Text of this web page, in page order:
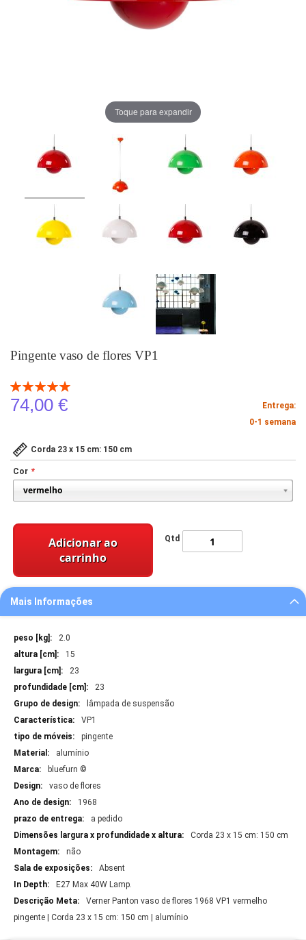
Pingente vaso de flores VP1
Classificação:
100
% of100
74,00 €
Entrega:
0-1 semana
Corda 23 x 15 cm: 150 cm
Cor
Qtd
Adicionar ao
carrinho
Toque para expandir
Mais Informações
Mais
Informações
2.0
15
23
23
lâmpada de suspensão
VP1
pingente
alumínio
bluefurn ©
vaso de flores
1968
a pedido
Corda 23 x 15 cm: 150 cm
não
Absent
E27 Max 40W Lamp.
Verner Panton vaso de flores 1968 VP1 vermelho
pingente | Corda 23 x 15 cm: 150 cm | alumínio